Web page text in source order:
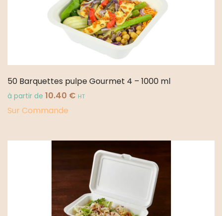
50 Barquettes pulpe Gourmet 4 – 1000 ml
à partir de 10.40 € HT
Sur Commande